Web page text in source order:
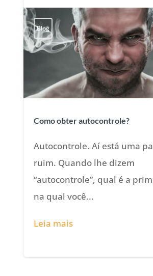
Blog
Como obter autocontrole?
Autocontrole. Aí está uma
ruim. Quando lhe dizem
“autocontrole”, qual é a
na qual você...
Leia mais